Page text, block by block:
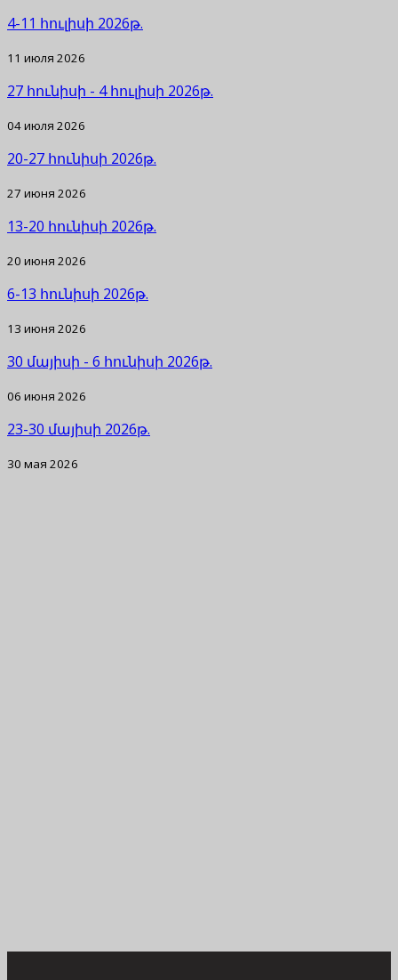
4-11 հուլիսի 2026թ.
11 июля 2026
27 հունիսի - 4 հուլիսի 2026թ.
04 июля 2026
20-27 հունիսի 2026թ.
27 июня 2026
13-20 հունիսի 2026թ.
20 июня 2026
6-13 հունիսի 2026թ.
13 июня 2026
30 մայիսի - 6 հունիսի 2026թ.
06 июня 2026
23-30 մայիսի 2026թ.
30 мая 2026